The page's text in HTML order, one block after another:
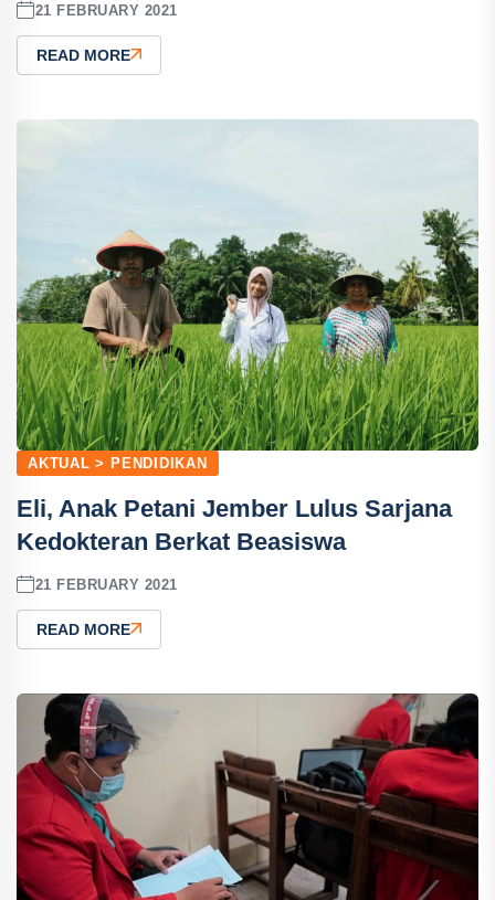
21 FEBRUARY 2021
READ MORE
AKTUAL > PENDIDIKAN
Eli, Anak Petani Jember Lulus Sarjana
Kedokteran Berkat Beasiswa
21 FEBRUARY 2021
READ MORE